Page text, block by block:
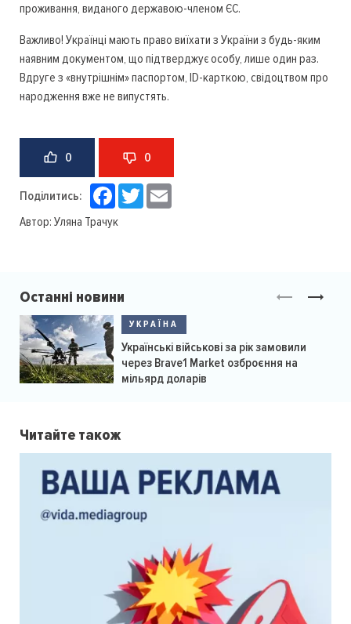
проживання, виданого державою-членом ЄС.
Важливо! Українці мають право виїхати з України з будь-яким
наявним документом, що підтверджує особу, лише один раз.
Вдруге з «внутрішнім» паспортом, ID-карткою, свідоцтвом про
народження вже не випустять.
0 0
Поділитись: Facebook
Twitter
Автор: Уляна Трачук
Останні новини
УКРАЇНА
Українські військові за рік замовили
через Brave1 Market озброєння на
мільярд доларів
Читайте також